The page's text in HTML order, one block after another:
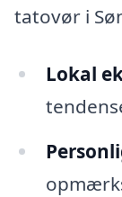
tatovør i
Lokal